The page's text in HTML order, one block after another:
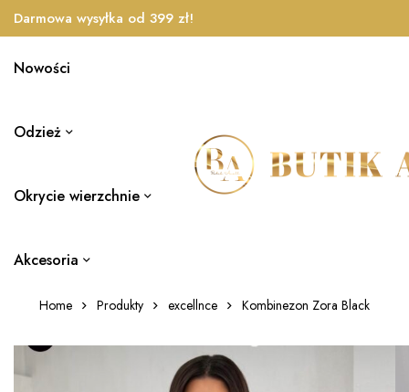
Darmowa wysyłka od 399 zł!
Nowości
Odzież
Okrycie wierzchnie
Akcesoria
Home Produkty excellnce Kombinezon Zora Black